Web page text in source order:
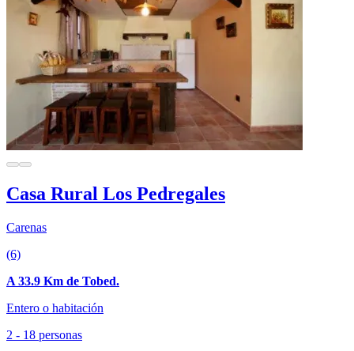
Casa Rural Los Pedregales
Carenas
(6)
A 33.9 Km de Tobed.
Entero o habitación
2 - 18 personas